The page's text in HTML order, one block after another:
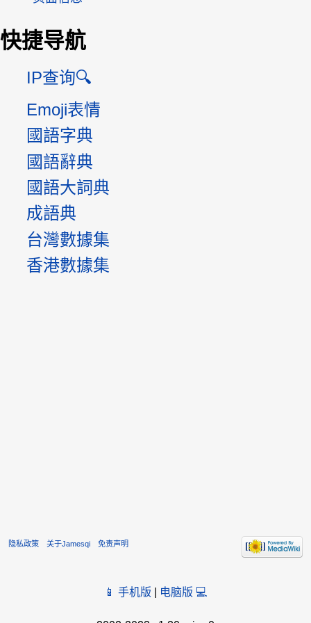
快捷导航
IP查询🔍
Emoji表情
國語字典
國語辭典
國語大詞典
成語典
台灣數據集
香港數據集
隐私政策 关于Jamesqi 免责声明
📱 手机版 电脑版 💻